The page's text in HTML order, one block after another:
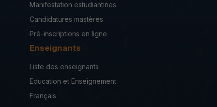
Manifestation estudiantines
Candidatures mastères
Pré-inscriptions en ligne
Enseignants
Liste des enseignants
Education et Enseignement
Français